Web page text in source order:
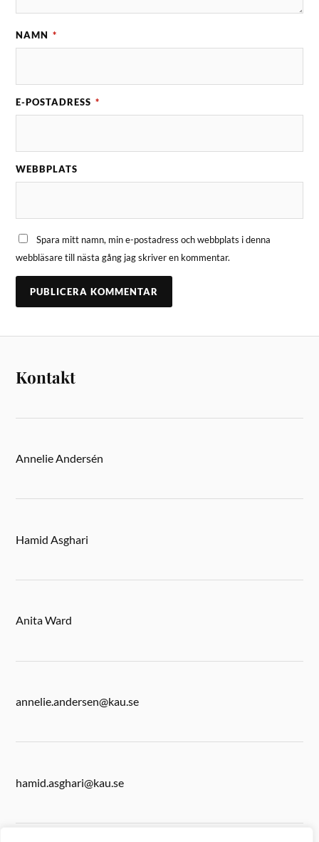
NAMN *
E-POSTADRESS *
WEBBPLATS
Spara mitt namn, min e-postadress och webbplats i denna
webbläsare till nästa gång jag skriver en kommentar.
Kontakt
Annelie Andersén
Hamid Asghari
Anita Ward
annelie.andersen@kau.se
hamid.asghari@kau.se